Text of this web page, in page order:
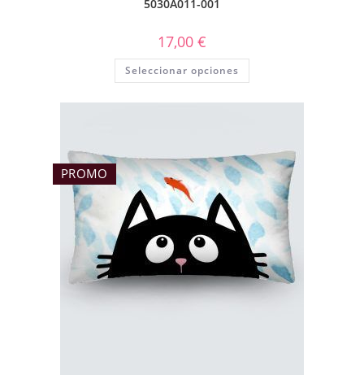
5030A011-001
17,00 €
Seleccionar opciones
PROMO